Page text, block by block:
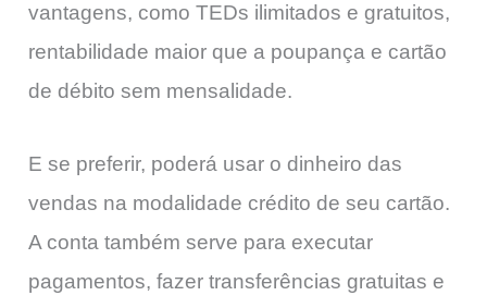
vantagens, como TEDs ilimitados e gratuitos,
rentabilidade maior que a poupança e cartão
de débito sem mensalidade.
E se preferir, poderá usar o dinheiro das
vendas na modalidade crédito de seu cartão.
A conta também serve para executar
pagamentos, fazer transferências gratuitas e